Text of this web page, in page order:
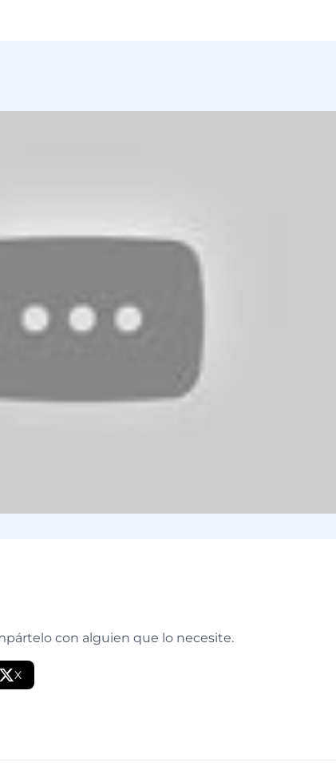
con alguien que lo necesite.
X